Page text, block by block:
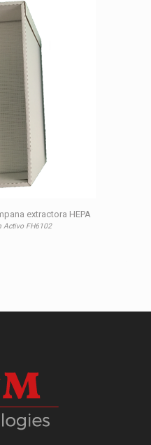
extractora HEPA
Activo FH6102